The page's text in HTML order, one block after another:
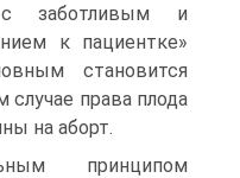
с заботливым и
к паци­ентке»
становится
случае права плода
на аборт.
принципом